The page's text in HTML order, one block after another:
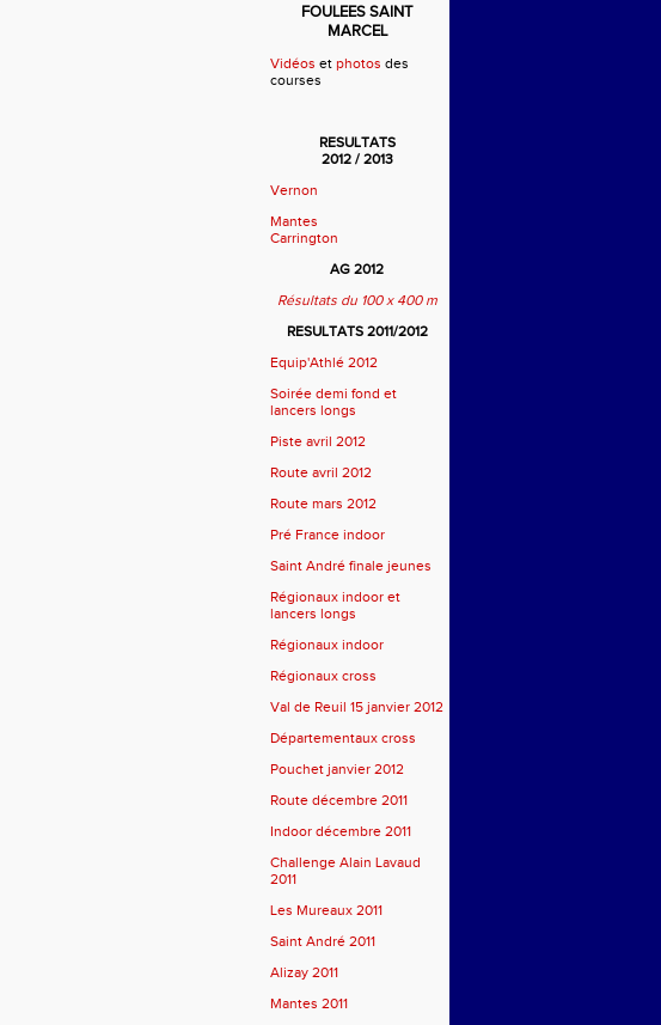
FOULEES SAINT
MARCEL
Vidéos et photos des
courses
RESULTATS
2012 / 2013
Vernon
Mantes
Carrington
AG 2012
Résultats du 100 x 400 m
RESULTATS 2011/2012
Equip'Athlé 2012
Soirée demi fond et
lancers longs
Piste avril 2012
Route avril 2012
Route mars 2012
Pré France indoor
Saint André finale jeunes
Régionaux indoor et
lancers longs
Régionaux indoor
Régionaux cross
Val de Reuil 15 janvier 2012
Départementaux cross
Pouchet janvier 2012
Route décembre 2011
Indoor décembre 2011
Challenge Alain Lavaud
2011
Les Mureaux 2011
Saint André 2011
Alizay 2011
Mantes 2011